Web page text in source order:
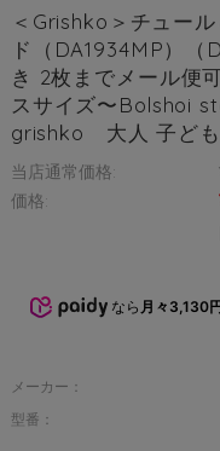
＜Grishko＞チュー
ド（DA1934MP）
き 2枚までメール便
スサイズ〜Bolshoi
grishko 大人 子ど
当店通常価格:
価格:
なら 月々3,130
メーカー：
型番：